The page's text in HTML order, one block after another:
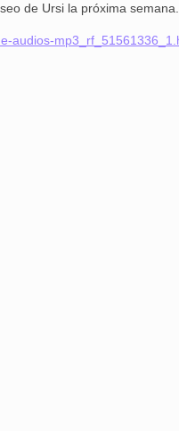
de Ursi la próxima semana.
audios-